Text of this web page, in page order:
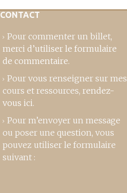
CONTACT
Pour commenter un billet,
merci d’utiliser le formulaire
de commentaire.
Pour vous renseigner sur mes
cours et ressources, rendez-
vous ici.
Pour m’envoyer un message
ou poser une question, vous
pouvez utiliser le formulaire
suivant :